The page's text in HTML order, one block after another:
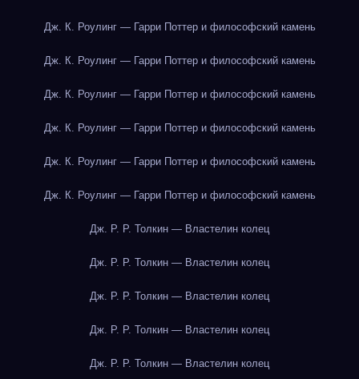
Дж. К. Роулинг — Гарри Поттер и философский камень
Дж. К. Роулинг — Гарри Поттер и философский камень
Дж. К. Роулинг — Гарри Поттер и философский камень
Дж. К. Роулинг — Гарри Поттер и философский камень
Дж. К. Роулинг — Гарри Поттер и философский камень
Дж. К. Роулинг — Гарри Поттер и философский камень
Дж. Р. Р. Толкин — Властелин колец
Дж. Р. Р. Толкин — Властелин колец
Дж. Р. Р. Толкин — Властелин колец
Дж. Р. Р. Толкин — Властелин колец
Дж. Р. Р. Толкин — Властелин колец